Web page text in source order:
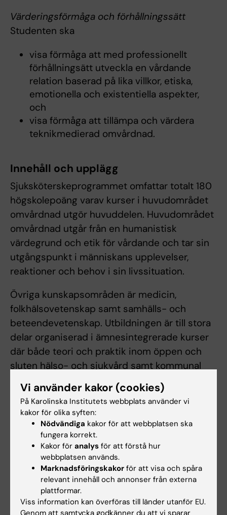
Värderingsförmåga och förhållningssätt
Studenten ska
visa förmåga att med professionellt
förhållningsätt utveckla en vårdande
relation baserad på lika villkor, etiska,
emotionella och existentiella aspekter,
och
visa förmåga att tillämpa och värdera
teknikmedierad omvårdnad.
Innehåll och upplägg
Sjuksköterskeprogrammet omfattar totalt 180
högskolepoäng varav kurser i huvudområdet
omvårdnad utgör huvuddelen. Huvudområdet
omvårdnad utgår från en humanistisk
värdegrund och etik för vårdande och tar sin
utgångspunkt i människans upplevelser,
reaktioner och behov i sin livssituation.
Övriga kunskapsområden är medicin,
folkhälsovetenskap samt samhälls- och
beteendevetenskap. Utbildningen är till stora
delar organiserad i ämnesintegrerade kurser
där både teori och praktik inom öppen och
sluten hälso- och sjukvård samt kommunal
vård och omsorg ingår.
För att tydliggöra hur utbildningens ingående
delar relaterar till varandra och till
utbildningens övergripande mål är
utbildningen organiserad i tre årsvisa teman
och i sju temaövergripande strimmor som
med progression integreras i kursernas
lärandemål och utgör en röd tråd genom
programmets kurser. Teman är människan och
Vi använder kakor (cookies)
På Karolinska Institutets webbplats använder vi
kakor för olika syften:
Nödvändiga kakor för att webbplatsen ska
fungera korrekt.
Kakor för analys för att förstå hur
webbplatsen används.
Marknadsföringskakor för att visa och spåra
relevant innehåll och annonser från externa
plattformar.
Viss information kan överföras till länder utanför EU.
Genom att samtycka godkänner du att vi sparar